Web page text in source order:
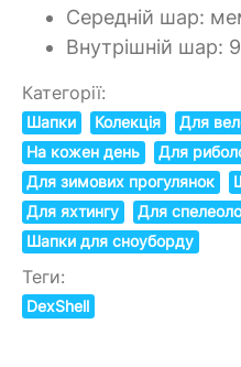
Середній шар:
Внутрішній шар:
Категорії:
Шапки Колекція
Для
На кожен день
Для
Для зимових прогулянок
Для яхтингу
Для
Шапки для сноуборду
Теги:
DexShell